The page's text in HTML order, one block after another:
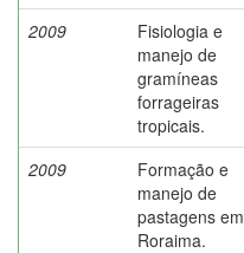
2009
Fisiologia e
manejo de
gramíneas
forrageiras
tropicais.
2009
Formação e
manejo de
pastagens em
Roraima.